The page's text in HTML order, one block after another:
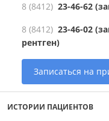
8 (8412) 23-46-62
8 (8412) 23-46-02
рентген)
Записаться на
ИСТОРИИ ПАЦИЕНТОВ